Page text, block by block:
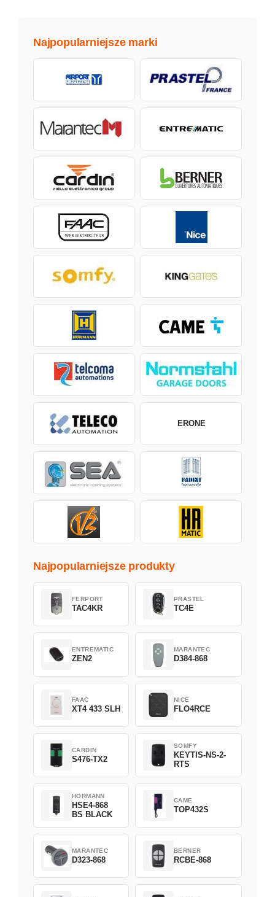
Najpopularniejsze marki
ERONE
Najpopularniejsze produkty
FERPORT
TAC4KR
PRASTEL
TC4E
ENTREMATIC
ZEN2
MARANTEC
D384-868
FAAC
XT4 433 SLH
NICE
FLO4RCE
CARDIN
S476-TX2
SOMFY
KEYTIS-NS-2-
RTS
HORMANN
HSE4-868
BS BLACK
CAME
TOP432S
MARANTEC
D323-868
BERNER
RCBE-868